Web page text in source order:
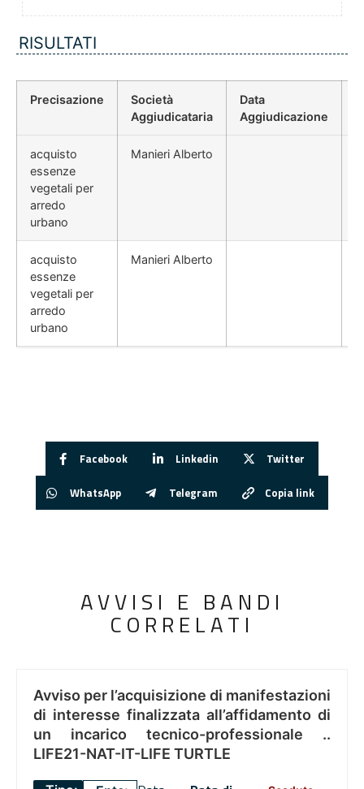
RISULTATI
Precisazione
Società
Aggiudicataria
Data
Aggiudicazione
acquisto
essenze
vegetali per
arredo
urbano
Manieri Alberto
acquisto
essenze
vegetali per
arredo
urbano
Manieri Alberto
Facebook Linkedin Twitter
WhatsApp Telegram Copia link
AVVISI E BANDI
CORRELATI
Avviso per l’acquisizione di manifestazioni
di interesse finalizzata all’affidamento di
un incarico tecnico-professionale ..
LIFE21-NAT-IT-LIFE TURTLE